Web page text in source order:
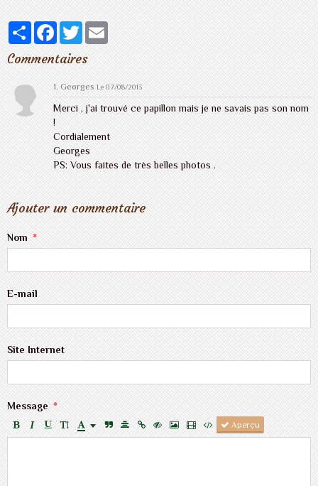
PartagerFacebook
TwitterEmail
Commentaires
1. GeorgesLe 07/08/2013
Merci , j'ai trouvé ce papillon mais je ne savais pas son nom
!
Cordialement
Georges
PS: Vous faites de très belles photos .
Ajouter un commentaire
Nom
E-mail
Site Internet
Message
Aperçu